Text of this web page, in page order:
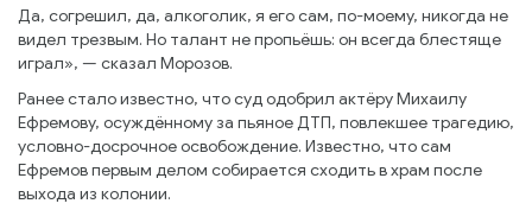
Да, согрешил, да, алкоголик, я его сам, по-моему, никогда не
видел трезвым. Но талант не пропьёшь: он всегда блестяще
играл», — сказал Морозов.
Ранее стало известно, что суд одобрил актёру Михаилу
Ефремову, осуждённому за пьяное ДТП, повлекшее трагедию,
условно-досрочное освобождение. Известно, что сам
Ефремов первым делом собирается сходить в храм после
выхода из колонии.